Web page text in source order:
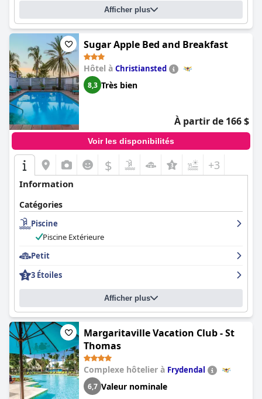
Afficher plus
Sugar Apple Bed and Breakfast
Hôtel à Christiansted
8,3 Très bien
À partir de 166 $
Voir les disponibilités
$ +3
Information
Catégories
Piscine
Piscine Extérieure
Petit
3 Étoiles
Afficher plus
Margaritaville Vacation Club - St
Thomas
Complexe hôtelier à Frydendal
6,7 Valeur nominale